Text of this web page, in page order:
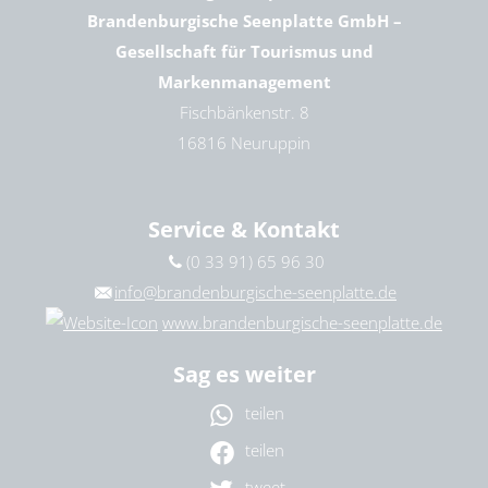
Brandenburgische Seenplatte GmbH –
Gesellschaft für Tourismus und
Markenmanagement
Fischbänkenstr. 8
16816 Neuruppin
Service & Kontakt
(0 33 91) 65 96 30
info@brandenburgische-seenplatte.de
www.brandenburgische-seenplatte.de
Sag es weiter
teilen
teilen